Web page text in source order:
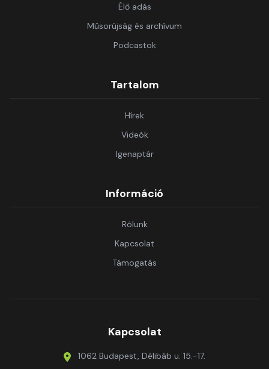
Élő adás
Műsorújság és archívum
Podcastok
Tartalom
Hírek
Videók
Igenaptár
Információ
Rólunk
Kapcsolat
Támogatás
Kapcsolat
1062 Budapest, Délibáb u. 15.-17.